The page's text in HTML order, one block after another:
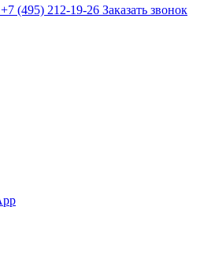
+7 (495) 212-19-26 Заказать звонок